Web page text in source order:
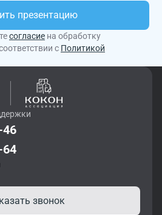
презентацию
согласие на обработку
с Политикой
46
64
звонок